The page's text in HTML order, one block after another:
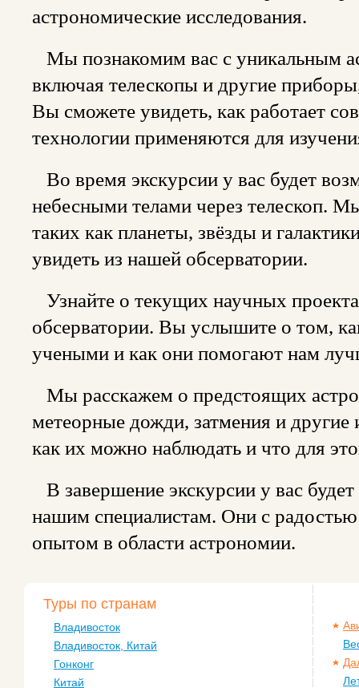
астрономические исследования.
Мы познакомим вас с уникальным
включая телескопы и другие
Вы сможете увидеть, как работает
технологии применяются для
Во время экскурсии у вас будет
небесными телами через телескоп.
таких как планеты, звёзды и
увидеть из нашей обсерватории.
Узнайте о текущих научных
обсерватории. Вы услышите о том,
учеными и как они помогают нам
Мы расскажем о предстоящих
метеорные дожди, затмения и другие
как их можно наблюдать и что для
В завершение экскурсии у вас
нашим специалистам. Они с
опытом в области астрономии.
Туры по странам
Владивосток
Владивосток, Китай
Гонконг
Китай